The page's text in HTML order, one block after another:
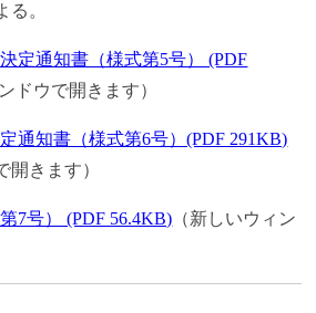
る。
定通知書（様式第5号） (PDF
ドウで開きます）
通知書（様式第6号）(PDF 291KB)
開きます）
7号） (PDF 56.4KB) （新しいウィン